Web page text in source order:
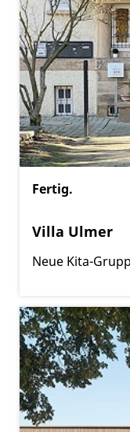
Fertig.
Villa Ulmer
Neue Kita-